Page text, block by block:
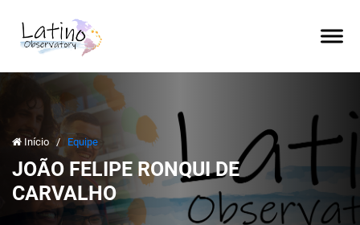
Início / Equipe
JOÃO FELIPE RONQUI DE
CARVALHO